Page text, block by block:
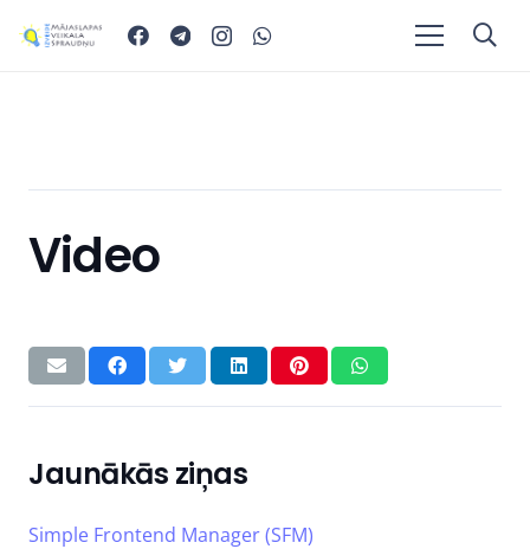
Video
Jaunākās ziņas
Simple Frontend Manager (SFM)